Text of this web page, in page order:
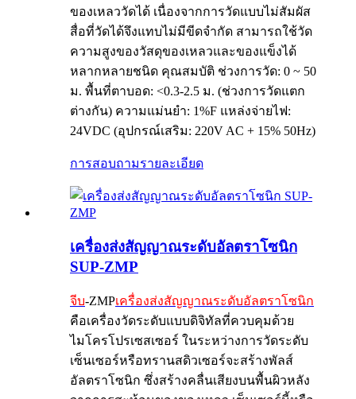
ของเหลววัดได้ เนื่องจากการวัดแบบไม่สัมผัส
สื่อที่วัดได้จึงแทบไม่มีขีดจำกัด สามารถใช้วัด
ความสูงของวัสดุของเหลวและของแข็งได้
หลากหลายชนิด คุณสมบัติ ช่วงการวัด: 0 ~ 50
ม. พื้นที่ตาบอด: <0.3-2.5 ม. (ช่วงการวัดแตก
ต่างกัน) ความแม่นยำ: 1%F แหล่งจ่ายไฟ:
24VDC (อุปกรณ์เสริม: 220V AC + 15% 50Hz)
การสอบถามรายละเอียด
เครื่องส่งสัญญาณระดับอัลตราโซนิก
SUP-ZMP
จีบ-ZMPเครื่องส่งสัญญาณระดับอัลตราโซนิก
คือเครื่องวัดระดับแบบดิจิทัลที่ควบคุมด้วย
ไมโครโปรเซสเซอร์ ในระหว่างการวัดระดับ
เซ็นเซอร์หรือทรานสดิวเซอร์จะสร้างพัลส์
อัลตราโซนิก ซึ่งสร้างคลื่นเสียงบนพื้นผิวหลัง